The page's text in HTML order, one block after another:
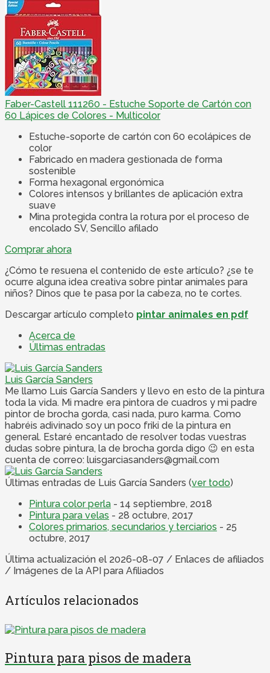
Faber-Castell 111260 - Estuche Soporte de Cartón con
60 Lápices de Colores - Multicolor
Estuche-soporte de cartón con 60 ecolápices de
color
Fabricado en madera gestionada de forma
sostenible
Forma hexagonal ergonómica
Colores intensos y brillantes de aplicación extra
suave
Mina protegida contra la rotura por el proceso de
encolado SV, Sencillo afilado
Comprar ahora
¿Cómo te resuena el contenido de este artículo? ¿se te
ocurre alguna idea creativa sobre pintar animales para
niños? Dinos que te pasa por la cabeza, no te cortes.
Descargar artículo completo pintar animales en pdf
Acerca de
Últimas entradas
Luis García Sanders
Me llamo Luis García Sanders y llevo en esto de la pintura
toda la vida. Mi madre era pintora de cuadros y mi padre
pintor de brocha gorda, casi nada, puro karma. Como
habréis adivinado soy un poco friki de la pintura en
general. Estaré encantado de resolver todas vuestras
dudas sobre pintura, la de brocha gorda digo 😉 en esta
cuenta de correo: luisgarciasanders@gmail.com
Últimas entradas de Luis García Sanders (ver todo)
Pintura color perla - 14 septiembre, 2018
Pintura para velas - 28 octubre, 2017
Colores primarios, secundarios y terciarios - 25
octubre, 2017
Última actualización el 2026-08-07 / Enlaces de afiliados
/ Imágenes de la API para Afiliados
Artículos relacionados
Pintura para pisos de madera